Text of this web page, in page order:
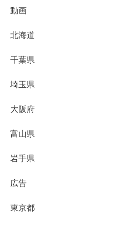
動画
北海道
千葉県
埼玉県
大阪府
富山県
岩手県
広告
東京都